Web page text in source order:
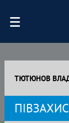
ТЮТЮНОВ